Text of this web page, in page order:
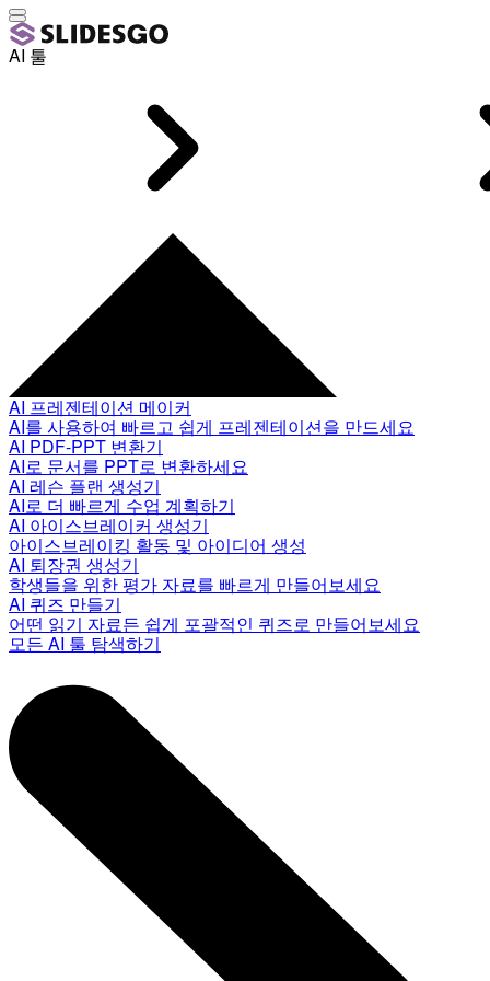
AI 툴
AI 프레젠테이션 메이커
AI를 사용하여 빠르고 쉽게 프레젠테이션을 만드세요
AI PDF-PPT 변환기
AI로 문서를 PPT로 변환하세요
AI 레슨 플랜 생성기
AI로 더 빠르게 수업 계획하기
AI 아이스브레이커 생성기
아이스브레이킹 활동 및 아이디어 생성
AI 퇴장권 생성기
학생들을 위한 평가 자료를 빠르게 만들어보세요
AI 퀴즈 만들기
어떤 읽기 자료든 쉽게 포괄적인 퀴즈로 만들어보세요
모든 AI 툴 탐색하기